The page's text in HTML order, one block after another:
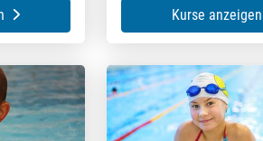
Kurse anzeigen